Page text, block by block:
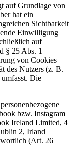
auf Grundlage von
hat ein
Sichtbarkeit
Einwilligung
auf
§ 25 Abs. 1
von Cookies
des Nutzers (z. B.
Die
bzw. Instagram
Ireland Limited, 4
2, Irland
(Art. 26